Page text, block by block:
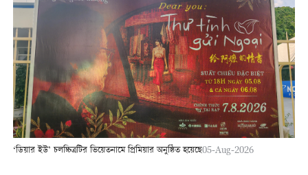
‘ডিয়ার ইউ’ চলচ্চিত্রটির ভিয়েতনামে প্রিমিয়ার অনুষ্ঠিত হয়েছে05-Aug-2026